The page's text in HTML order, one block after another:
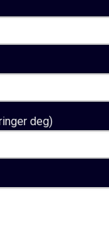
deg)